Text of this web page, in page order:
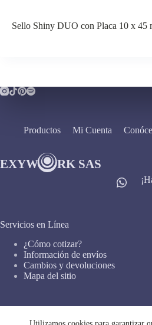
Sello Shiny DUO con Placa 10 x 45
Productos Mi Cuenta
Servicios en Línea
¿Cómo cotizar?
Información de envíos
Cambios y devoluciones
Mapa del sitio